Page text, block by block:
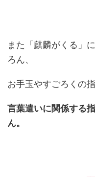
また「麒麟がくる」
ろん、
お手玉やすごろくの
言葉遣いに関係する
ん。